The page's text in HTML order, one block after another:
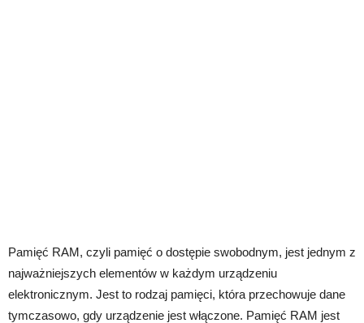
Pamięć RAM, czyli pamięć o dostępie swobodnym, jest jednym z
najważniejszych elementów w każdym urządzeniu
elektronicznym. Jest to rodzaj pamięci, która przechowuje dane
tymczasowo, gdy urządzenie jest włączone. Pamięć RAM jest